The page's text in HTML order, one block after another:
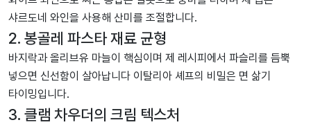
샤르도네 와인을 사용해 산미를 조절합니다.
2. 봉골레 파스타 재료 균형
바지락과 올리브유 마늘이 핵심이며 제 레시피에서 파슬리를 듬뿍
넣으면 신선함이 살아납니다 이탈리아 셰프의 비밀은 면 삶기
타이밍입니다.
3. 클램 차우더의 크림 텍스처